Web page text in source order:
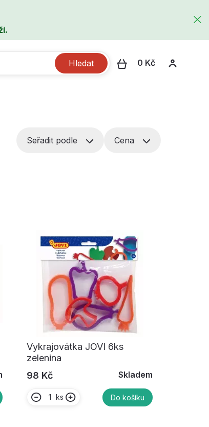
Hledat 0 Kč
Seřadit podle Cena
Vykrajovátka JOVI 6ks
zelenina
98 Kč
Skladem
ks Do košíku